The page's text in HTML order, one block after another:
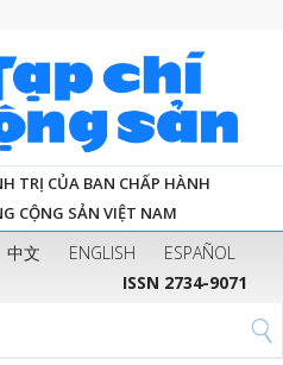
TRỊ CỦA BAN CHẤP HÀNH
CỘNG SẢN VIỆT NAM
中文 ENGLISH
ESPAÑOL
ISSN 2734-9071